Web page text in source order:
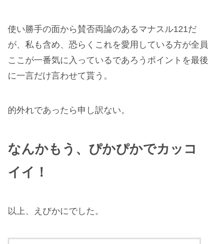
使い勝手の面から賛否両論のあるマナスル121だ
が、私も含め、恐らくこれを愛用している方が全員
ここが一番気に入っているであろうポイントを最後
に一言だけ言わせて貰う。
的外れであったら申し訳ない。
なんかもう、ぴかぴかでカッコ
イイ！
以上、えびかにでした。